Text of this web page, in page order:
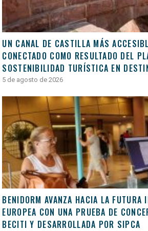
UN CANAL DE CASTILLA MÁS
CONECTADO COMO RESULTADO DEL
SOSTENIBILIDAD TURÍSTICA EN
5 de agosto de 2026
BENIDORM AVANZA HACIA LA FUTURA
EUROPEA CON UNA PRUEBA DE
BECITI Y DESARROLLADA POR SIPCA